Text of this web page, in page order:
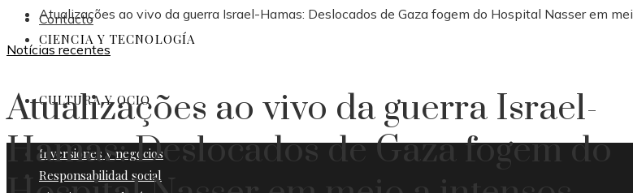
Contacto
CIENCIA Y TECNOLOGÍA
CULTURA Y OCIO
Inversiones y negocios
Responsabilidad social
Atualizações ao vivo da guerra Israel-Hamas: Deslocados de Gaza fogem do Hospital Nasser em
Notícias recentes
Atualizações ao vivo da guerra Israel-
Hamas: Deslocados de Gaza fogem do